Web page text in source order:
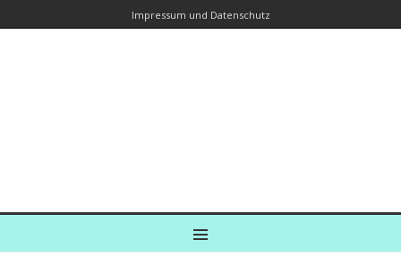
Impressum und Datenschutz
MENU